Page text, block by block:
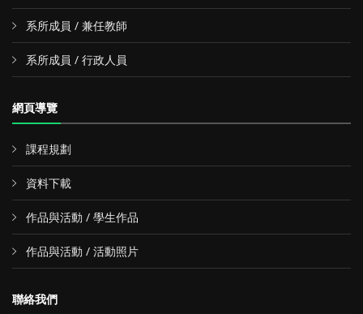
系所成員 / 兼任教師
系所成員 / 行政人員
網頁導覽
課程規劃
資料下載
作品與活動 / 學生作品
作品與活動 / 活動照片
聯絡我們